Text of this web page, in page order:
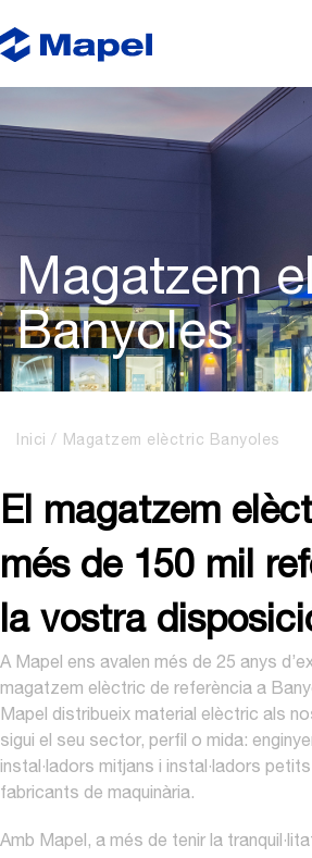
Magatzem
Banyoles
Inici Magatzem elèctric Banyoles
El magatzem
més de 150 mil
la vostra
A Mapel ens avalen més de 25 anys
magatzem elèctric de referència a
Mapel distribueix material elèctric als
sigui el seu sector, perfil o mida:
instal·ladors mitjans i instal·ladors
fabricants de maquinària.
Amb Mapel, a més de tenir la